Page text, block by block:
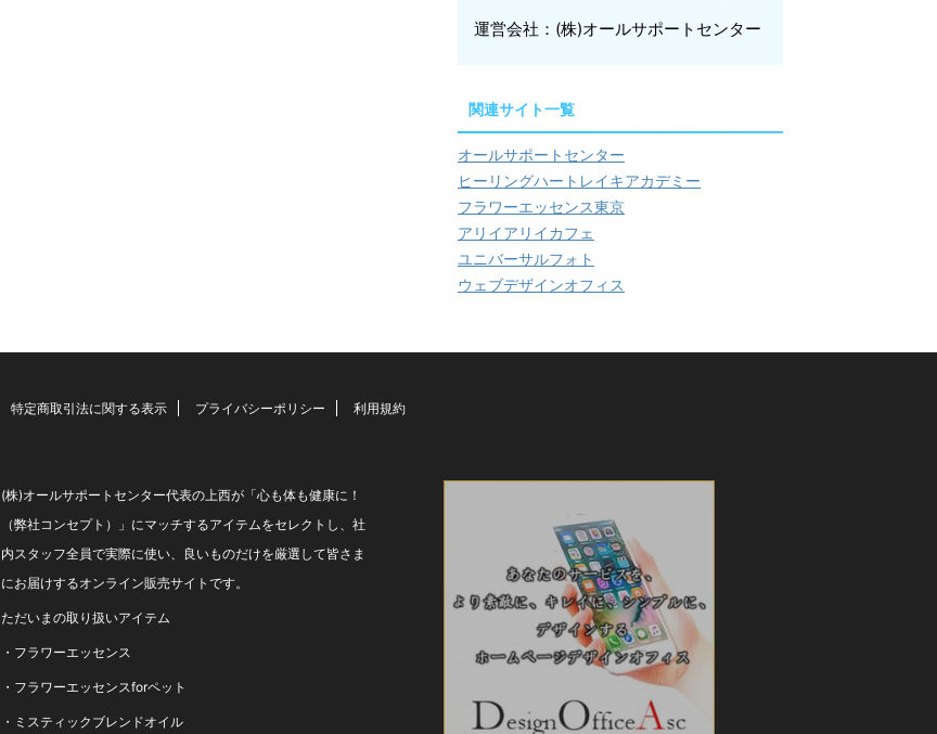
運営会社：(株)オールサポートセンター
関連サイト一覧
オールサポートセンター
ヒーリングハートレイキアカデミー
フラワーエッセンス東京
アリイアリイカフェ
ユニバーサルフォト
ウェブデザインオフィス
特定商取引法に関する表示 プライバシーポリシー 利用規約
(株)オールサポートセンター代表の上西が「心も体も健康に！
（弊社コンセプト）」にマッチするアイテムをセレクトし、社
内スタッフ全員で実際に使い、良いものだけを厳選して皆さま
にお届けするオンライン販売サイトです。
ただいまの取り扱いアイテム
・ フラワーエッセンス
・ フラワーエッセンスforペット
・ ミスティックブレンドオイル